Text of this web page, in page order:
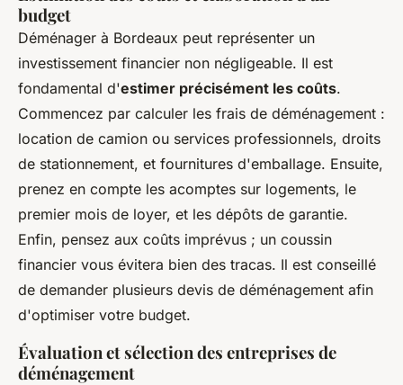
budget
Déménager à Bordeaux peut représenter un
investissement financier non négligeable. Il est
fondamental d'estimer précisément les coûts.
Commencez par calculer les frais de déménagement :
location de camion ou services professionnels, droits
de stationnement, et fournitures d'emballage. Ensuite,
prenez en compte les acomptes sur logements, le
premier mois de loyer, et les dépôts de garantie.
Enfin, pensez aux coûts imprévus ; un coussin
financier vous évitera bien des tracas. Il est conseillé
de demander plusieurs devis de déménagement afin
d'optimiser votre budget.
Évaluation et sélection des entreprises de
déménagement